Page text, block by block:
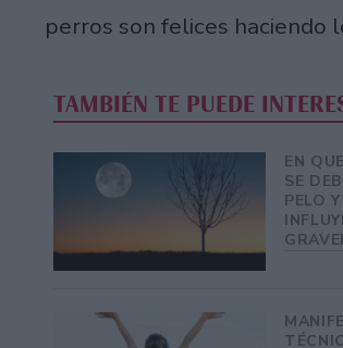
perros son felices haciendo
TAMBIÉN TE PUEDE
EN
SE
PELO